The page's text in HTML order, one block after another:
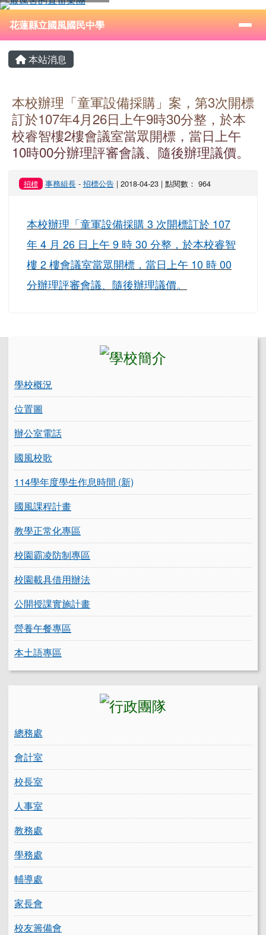
跳至主內容區
花蓮縣立國風國民中學
⏸
導覽列
花蓮縣立國風國民中學
主內容區域
本站消息
本校辦理「童軍設備採購」案，第3次開標
訂於107年4月26日上午9時30分整，於本
校睿智樓2樓會議室當眾開標，當日上午
10時00分辦理評審會議、隨後辦理議價。
招標 事務組長- 招標公告| 2018-04-23 | 點閱數： 964
本校辦理「童軍設備採購 3 次開標訂於 107
年 4 月 26 日上午 9 時 30 分整，於本校睿智
樓 2 樓會議室當眾開標，當日上午 10 時 00
分辦理評審會議、隨後辦理議價。
學校概況
位置圖
辦公室電話
國風校歌
114學年度學生作息時間 (新)
國風課程計畫
教學正常化專區
校園霸凌防制專區
校園載具借用辦法
公開授課實施計畫
營養午餐專區
本土語專區
總務處
會計室
校長室
人事室
教務處
學務處
輔導處
家長會
校友籌備會
頁尾區域